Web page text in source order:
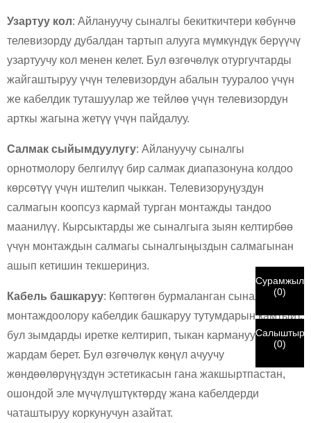
Узартуу кол: Айлануучу сыналгы бекиткичтери көбүнчө
телевизорду дубалдан тартып алууга мүмкүндүк берүүчү
узартуучу кол менен келет. Бул өзгөчөлүк отургучтарды
жайгаштыруу үчүн телевизордун абалын тууралоо үчүн
же кабелдик туташуулар же тейлөө үчүн телевизордун
арткы жагына жетүү үчүн пайдалуу.
Салмак сыйымдуулугу: Айлануучу сыналгы
орнотмолору белгилүү бир салмак диапазонуна колдоо
көрсөтүү үчүн иштелип чыккан. Телевизоруңуздун
салмагын коопсуз кармай турган монтажды тандоо
маанилүү. Кырсыктарды же сыналгыга зыян келтирбөө
үчүн монтаждын салмагы сыналгыңыздын салмагынан
ашып кетишин текшериңиз.
Кабель башкаруу: Көптөгөн бурмаланган сыналгы
монтаждоолору кабелдик башкаруу тутумдарын камтыйт,
бул зымдарды иретке келтирип, тыкан карманууга
жардам берет. Бул өзгөчөлүк көңүл ачуучу
жөндөөлөрүңүздүн эстетикасын гана жакшыртпастан,
ошондой эле мүчүлүштүктөрдү жана кабелдерди
чаташтыруу коркунучун азайтат.
ӨЗҮҢҮЗДҮ ТАНДАҢЫЗ
CHARM'тын кардары
New Visitor
×
АНЫКТАГЫҢЫЗДЫ ТЕКШЕРҮҮ
Сиздин чыныгы CHARM кардары экениңизди тастыктоо
үчүн төмөндө учурдагы жумуш электрондук почтаңыздын
дарегин киргизиңиз.
Артка кайрыл Тапшыруу
Сураныч тапшыруудан мурун
БААРЫН
маалымат болуп саналат
маалымат жөнөтүлгөн материалдардын бузулушуна алып
келет.
Артка кайрыл Тапшыруу
Биз сиздин өтүнүчүңүздү жана каалооңузду
алдыкТЕКШЕРҮҮ
аутентификация жана авторизация үчүн маалымат. Бир
жолу
идентификация текшерилди, сиз электрондук почта
билдирүүсүн аласыз.
(0)
(0)